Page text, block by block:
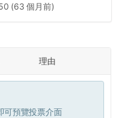
(63 個月前)
理由
可預覽投票介面